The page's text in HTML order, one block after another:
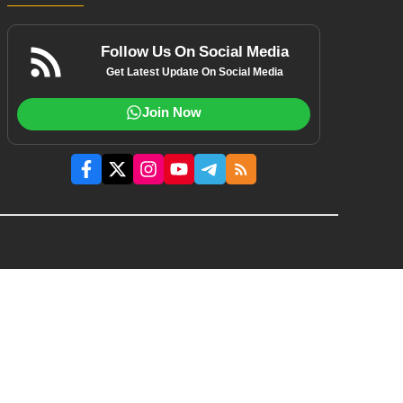
Follow Us On Social Media
Get Latest Update On Social Media
Join Now